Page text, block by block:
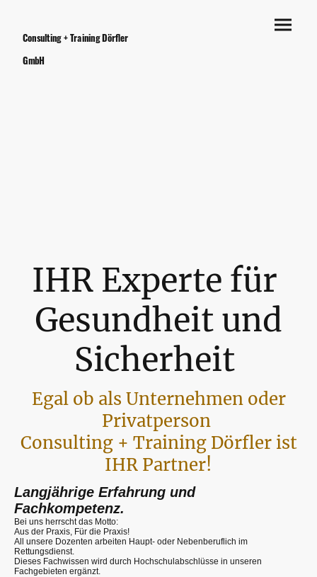
Consulting + Training Dörfler
GmbH
IHR Experte für
Gesundheit und
Sicherheit
Egal ob als Unternehmen oder
Privatperson
Consulting + Training Dörfler ist
IHR Partner!
Langjährige Erfahrung und
Fachkompetenz.
Bei uns herrscht das Motto:
Aus der Praxis, Für die Praxis!
All unsere Dozenten arbeiten Haupt- oder Nebenberuflich im
Rettungsdienst.
Dieses Fachwissen wird durch Hochschulabschlüsse in unseren
Fachgebieten ergänzt.